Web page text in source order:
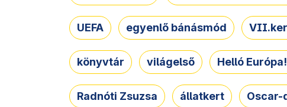
UEFA egyenlő bánásmód
könyvtár világelső Helló
Radnóti Zsuzsa állatkert Oscar-